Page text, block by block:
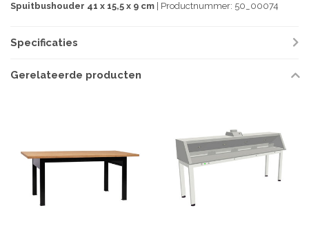
Spuitbushouder 41 x 15,5 x 9 cm | Productnummer: 50_00074
Specificaties
Gerelateerde producten